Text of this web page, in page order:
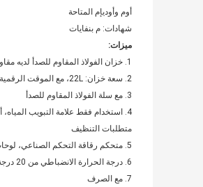
أوم وأوديإم المتاحة
شهادات: م بنفايات
ميزات:
1. خزان الفولاذ المقاوم للصدأ لديه مقاومة لارتداء وطويلة الحياة العملية
2. سعة خزان: 22L، مع الموقت الرقمية ومراقبة سخان
3. مع سلة الفولاذ المقاوم للصدأ
4. استخدام فقط علامة التبويب المياه، أو الكحول الصناعي و المذيبات الأنظف لأكثر أعلى
متطلبات التنظيف
5. متحكم رقاقة التحكم الصناعي، لوحات الدوائر المرنة السيطرة، أكثر أمنا ومستقرة
6. درجة الحرارة الانضباطي من 20 درجة مئوية إلى 80 درجة مئوية
7. مع الصرف